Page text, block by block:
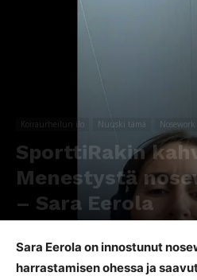
Koiraurheilun ilo Nuuski tämä Nosework
SporttiRakin
Menestystä
– Sara Eerola
Sara Eerola on innostunut
harrastamisen ohessa ja